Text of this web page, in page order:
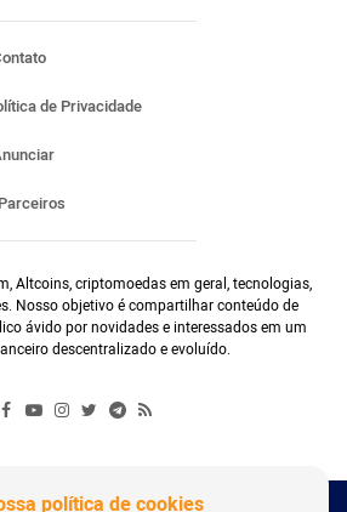
de Privacidade
Parceiros
Altcoins, criptomoedas em geral, tecnologias,
Nosso objetivo é compartilhar conteúdo de
ávido por novidades e interessados em um
descentralizado e evoluído.
política de cookies